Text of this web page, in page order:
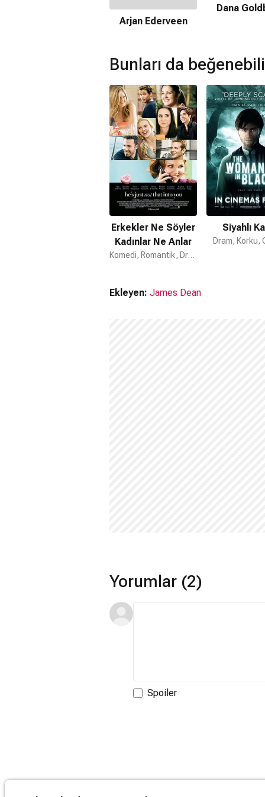
Amazon Prime'da var mı?
Hayır. Film Amazon Prime'da
Hayır. Geyik Hikayesi için devam filmi
Arjan Ederveen
Dana
Bunları da
Erkekler Ne Söyler
Kadınlar Ne Anlar
Komedi, Romantik, Dram
Siyahlı
Dram, Korku,
Ekleyen: James Dean
Yorumlar (2)
Spoiler